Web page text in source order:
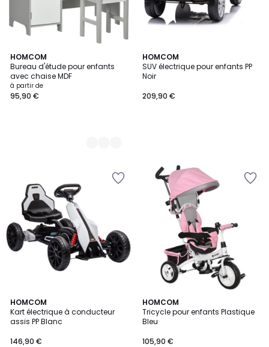
HOMCOM
Bureau d'étude pour enfants
avec chaise MDF
à partir de
95,90 €
2
Couleurs
HOMCOM
SUV électrique pour enfants PP
Noir
209,90 €
HOMCOM
Kart électrique à conducteur
assis PP Blanc
146,90 €
HOMCOM
Tricycle pour enfants Plastique
Bleu
105,90 €
4
/
5